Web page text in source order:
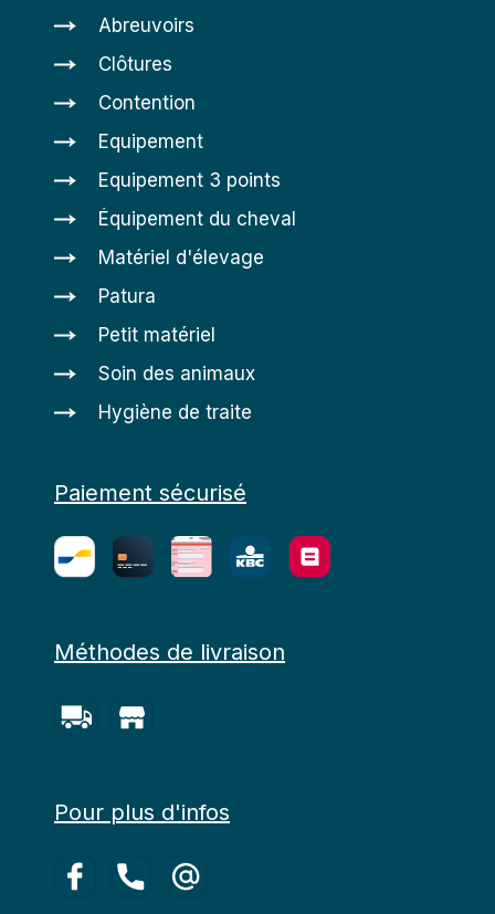
Abreuvoirs
Clôtures
Contention
Equipement
Equipement 3 points
Équipement du cheval
Matériel d'élevage
Patura
Petit matériel
Soin des animaux
Hygiène de traite
Paiement sécurisé
Méthodes de livraison
Pour plus d'infos